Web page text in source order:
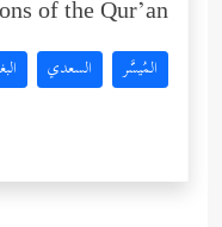
of the Qur’an:
المُيسَّر السعدي